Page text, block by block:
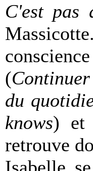
C'est pas
(
du
knows) et
retrouve